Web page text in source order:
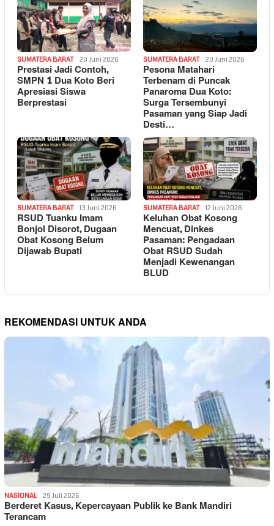
SUMATERA BARAT 20 Juni 2026
Prestasi Jadi Contoh,
SMPN 1 Dua Koto Beri
Apresiasi Siswa
Berprestasi
SUMATERA BARAT 20 Juni 2026
Pesona Matahari
Terbenam di Puncak
Panaroma Dua Koto:
Surga Tersembunyi
Pasaman yang Siap Jadi
Desti…
SUMATERA BARAT 13 Juni 2026
RSUD Tuanku Imam
Bonjol Disorot, Dugaan
Obat Kosong Belum
Dijawab Bupati
SUMATERA BARAT 12 Juni 2026
Keluhan Obat Kosong
Mencuat, Dinkes
Pasaman: Pengadaan
Obat RSUD Sudah
Menjadi Kewenangan
BLUD
REKOMENDASI UNTUK ANDA
NASIONAL 29 Juli 2026
Berderet Kasus, Kepercayaan Publik ke Bank Mandiri
Terancam